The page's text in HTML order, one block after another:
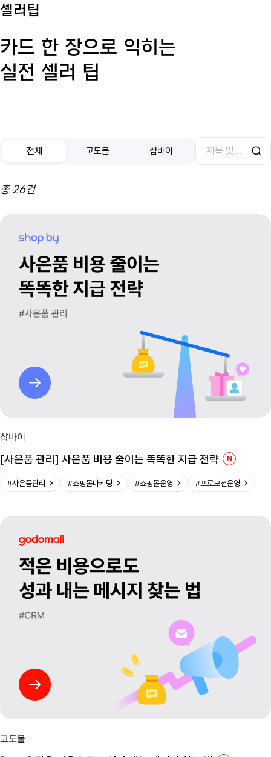
셀러팁
카드 한 장으로 익히는
실전 셀러 팁
전체 고도몰 샵바이 검
총26건
샵바이
[사은품 관리] 사은품 비용 줄이는 똑똑한 지급 전략
N
N
e
#사은품관리 #쇼핑몰마케팅 #쇼핑몰운영 #프로모션운영
고도몰